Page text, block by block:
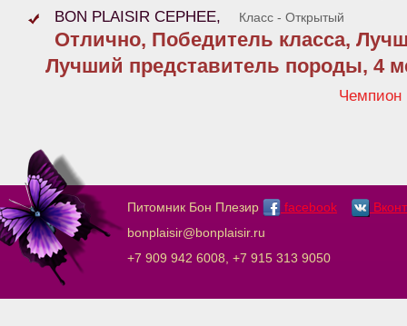
BON PLAISIR CEPHEE, Класс - Открытый
Отлично, Победитель класса,
Лучший представитель породы, 4
Питомник Бон Плезир facebook
bonplaisir@bonplaisir.ru
+7 909 942 6008, +7 915 313 9050